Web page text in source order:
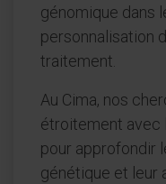
génomique dans
personnalisation
traitement.
Au Cima, nos
étroitement avec
pour approfondir
génétique et leur